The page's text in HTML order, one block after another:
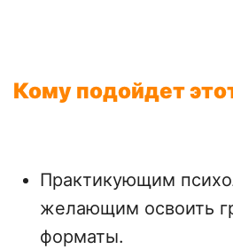
Кому подойдет
Практикующим
желающим освоить
форматы.